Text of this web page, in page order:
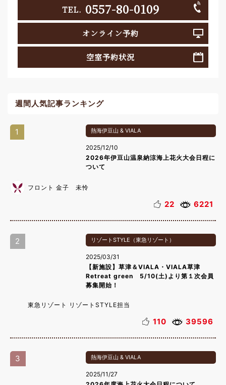
TEL. 0557-80-0109
オンライン予約
空室予約状況
週間人気記事ランキング
1 熱海伊豆山 & VIALA
2025/12/10
2026年伊豆山温泉納涼海上花火大会日程に
ついて
フロント 金子 未怜
22 6221
2 リゾートSTYLE（東急リゾート）
2025/03/31
【新施設】草津＆VIALA・VIALA草津
Retreat green 5/10(土)より第１次会員
募集開始！
東急リゾート リゾートSTYLE担当
110 39596
3 熱海伊豆山 & VIALA
2025/11/27